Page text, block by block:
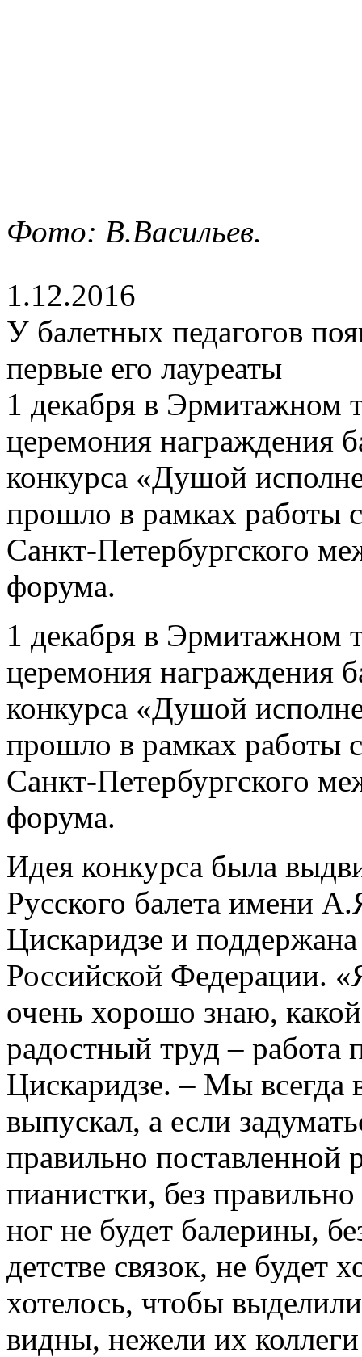
Фото: В.Васильев.
1.12.2016
У балетных педагогов
первые его лауреаты
1 декабря в Эрмитажном
церемония награждения
конкурса «Душой
прошло в рамках работы
Санкт-Петербургского
форума.
1 декабря в Эрмитажном
церемония награждения
конкурса «Душой
прошло в рамках работы
Санкт-Петербургского
форума.
Идея конкурса была
Русского балета имени
Цискаридзе и
Российской Федерации.
очень хорошо знаю,
радостный труд – работа
Цискаридзе. – Мы всегда
выпускал, а если
правильно поставленной
пианистки, без
ног не будет балерины,
детстве связок, не
хотелось, чтобы
видны, нежели их